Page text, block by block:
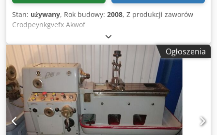
Stan: używany, Rok budowy: 2008, Z produkcji zaworów
Crodpeynkgvefx Akwof
Ogłoszenia